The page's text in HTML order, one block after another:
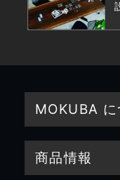
MOKUBA に
商品情報